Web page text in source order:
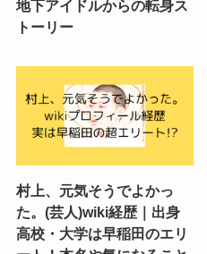
地下アイドルからの転身ス
トーリー
村上、元気そうでよかっ
た。(芸人)wiki経歴｜出身
高校・大学は早稲田のエリ